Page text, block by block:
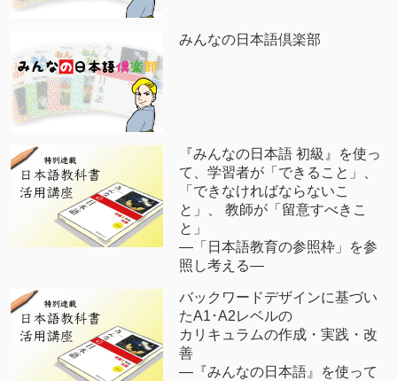
みんなの日本語倶楽部
『みんなの日本語 初級』を使っ
て、学習者が「できること」、
「できなければならないこ
と」、 教師が「留意すべきこ
と」
―「日本語教育の参照枠」を参
照し考える―
バックワードデザインに基づい
たA1･A2レベルの
カリキュラムの作成・実践・改
善
―『みんなの日本語』を使って